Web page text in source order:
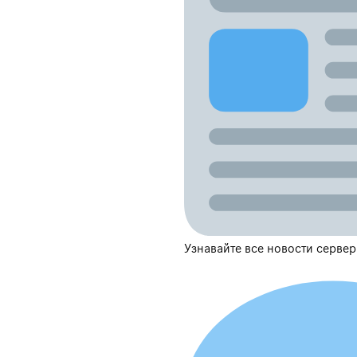
Узнавайте все новости